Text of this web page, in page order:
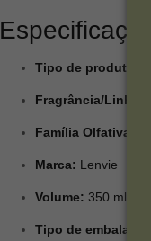
Tipo de produto:
Fragrância/Linha:
Família Olfativa:
Marca: Lenvie
Volume: 350 ml
Tipo de